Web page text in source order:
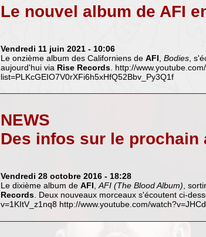
Le nouvel album de AFI
Vendredi 11 juin 2021 - 10:06
Le onzième album des Californiens de AFI Bodies,
aujourd'hui via Rise Records. http://
list=PLKcGEIO7V0rXFi6h5xHfQ52Bbv_Py3Q1f
NEWS
Des infos sur le prochain
Vendredi 28 octobre 2016 - 18:28
Le dixième album de AFI AFI (The Blood Album) ,
Records. Deux nouveaux morceaux s'écoutent ci-
v=1KItV_z1nq8 http://www.youtube.com/